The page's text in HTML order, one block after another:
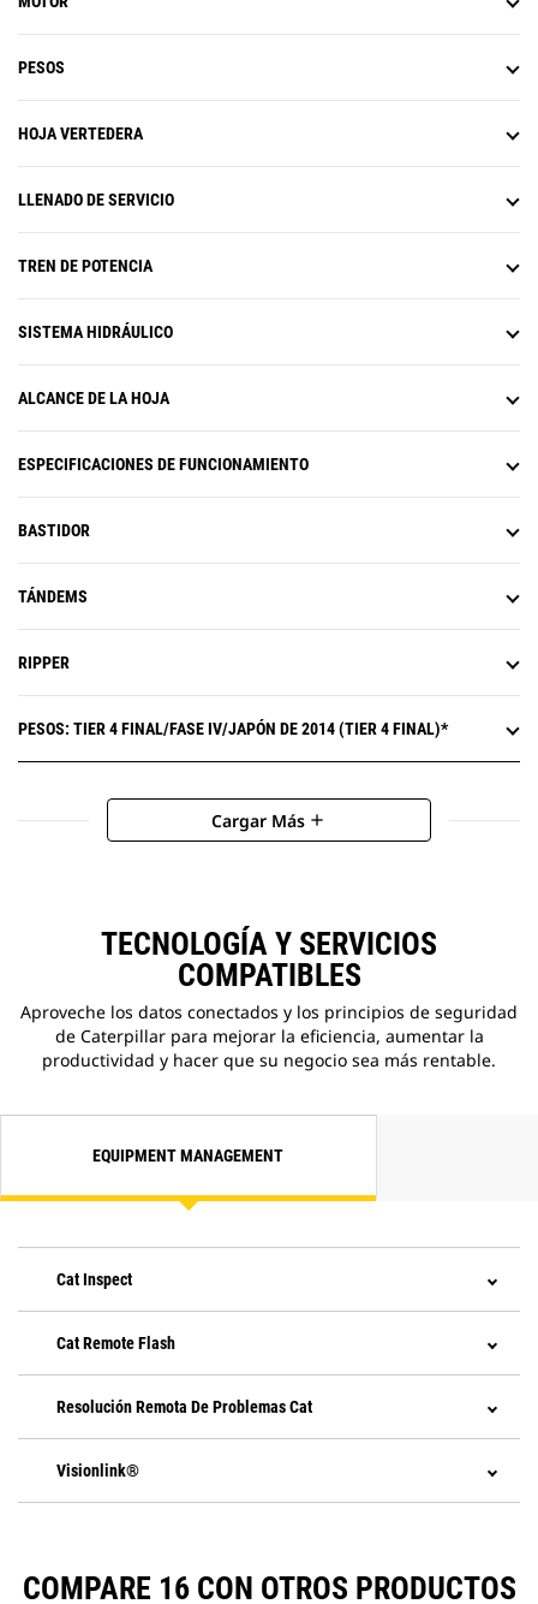
PESOS
HOJA VERTEDERA
LLENADO DE SERVICIO
TREN DE POTENCIA
SISTEMA HIDRÁULICO
ALCANCE DE LA HOJA
ESPECIFICACIONES DE FUNCIONAMIENTO
BASTIDOR
TÁNDEMS
RIPPER
PESOS: TIER 4 FINAL/FASE IV/JAPÓN DE 2014 (TIER 4 FINAL)*
Cargar Más add
TECNOLOGÍA Y SERVICIOS
COMPATIBLES
Aproveche los datos conectados y los principios de seguridad
de Caterpillar para mejorar la eficiencia, aumentar la
productividad y hacer que su negocio sea más rentable.
EQUIPMENT MANAGEMENT
Cat Inspect
Cat Remote Flash
Resolución Remota De Problemas Cat
Visionlink®
COMPARE 16 CON OTROS PRODUCTOS